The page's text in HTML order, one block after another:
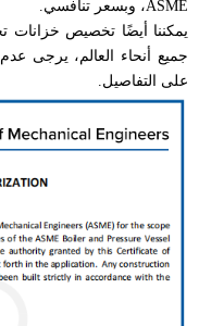
ASME، وبسعر تنافسي.
جميع أنحاء العالم، يرجى
على التفاصيل.